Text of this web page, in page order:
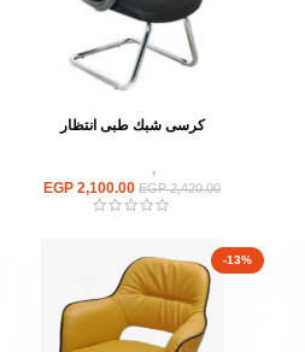
كرسى شبك طبى انتظار
,
EGP2,420.00
EGP 2,100.00
-13%